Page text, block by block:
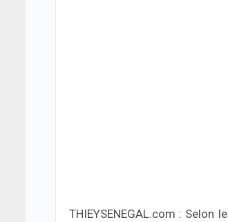
THIEYSENEGAL.com :